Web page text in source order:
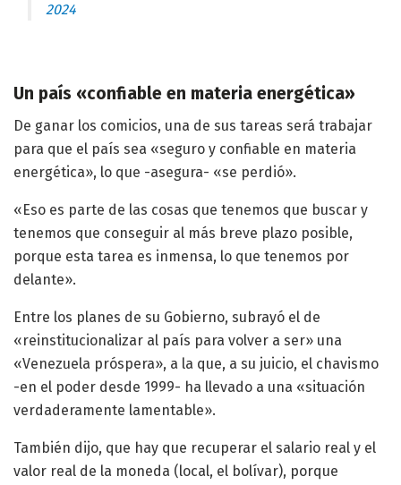
2024
Un país «confiable en materia energética»
De ganar los comicios, una de sus tareas será trabajar
para que el país sea «seguro y confiable en materia
energética», lo que -asegura- «se perdió».
«Eso es parte de las cosas que tenemos que buscar y
tenemos que conseguir al más breve plazo posible,
porque esta tarea es inmensa, lo que tenemos por
delante».
Entre los planes de su Gobierno, subrayó el de
«reinstitucionalizar al país para volver a ser» una
«Venezuela próspera», a la que, a su juicio, el chavismo
-en el poder desde 1999- ha llevado a una «situación
verdaderamente lamentable».
También dijo, que hay que recuperar el salario real y el
valor real de la moneda (local, el bolívar), porque